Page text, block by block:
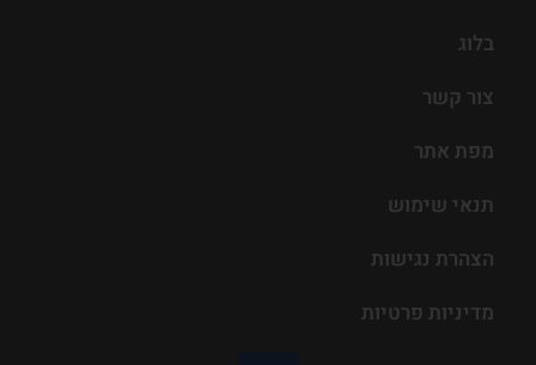
בלוג
צור קשר
מפת אתר
תנאי שימוש
הצהרת נגישות
מדיניות פרטיות